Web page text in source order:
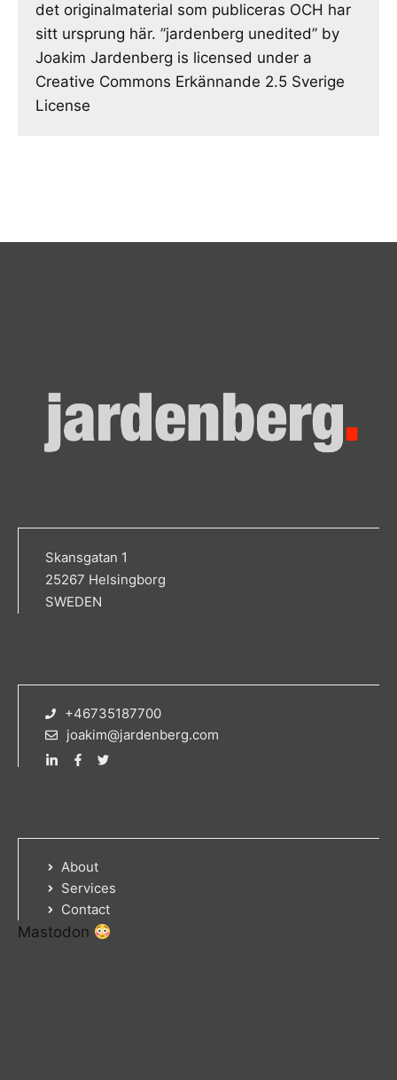
det originalmaterial som publiceras OCH har
sitt ursprung här. ”jardenberg unedited” by
Joakim Jardenberg is licensed under a
Creative Commons Erkännande 2.5 Sverige
License
Skansgatan 1
25267 Helsingborg
SWEDEN
+46735187700
joakim@jardenberg.com
About
Services
Contact
Mastodon